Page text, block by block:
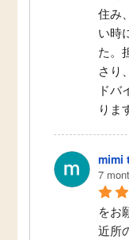
住み
い時
た。
さり
ドバ
りま
mimi
7
をお
近所